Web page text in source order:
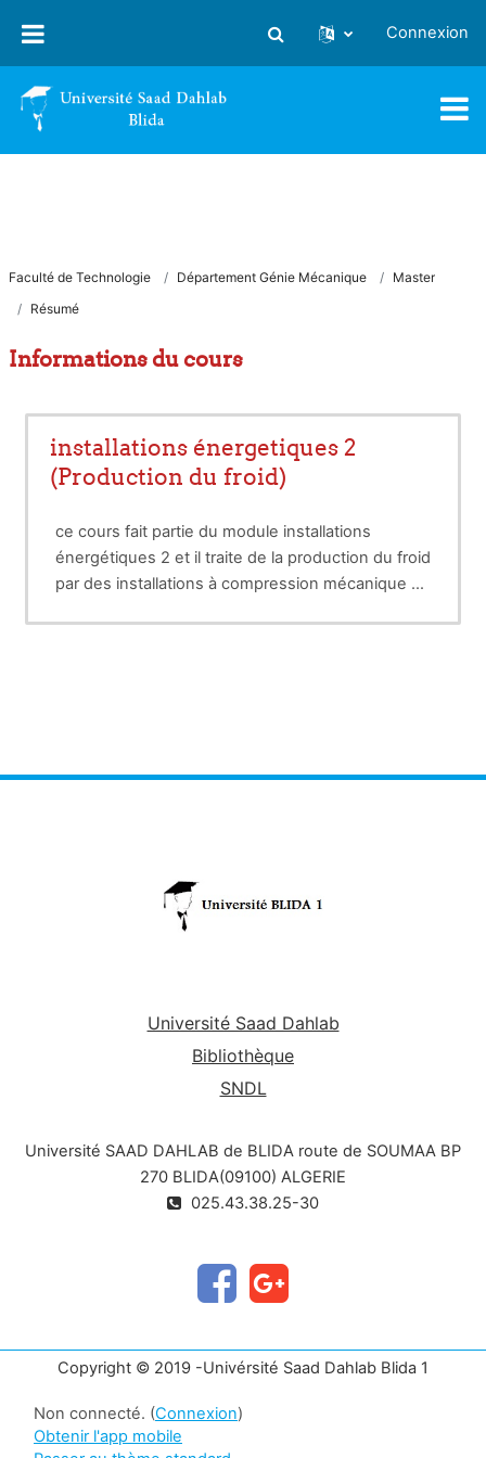
Activer/désactiver la saisie
Connexion
Faculté de Technologie Département Génie Mécanique
Master
Résumé
Informations du cours
installations énergetiques 2
(Production du froid)
ce cours fait partie du module installations
énergétiques 2 et il traite de la production du froid
par des installations à compression mécanique de
Université Saad Dahlab
Bibliothèque
SNDL
Université SAAD DAHLAB de BLIDA route de SOUMAA BP
270 BLIDA(09100) ALGERIE
025.43.38.25-30
Copyright © 2019 -Univérsité Saad Dahlab Blida 1
Non connecté. (Connexion)
Obtenir l'app mobile